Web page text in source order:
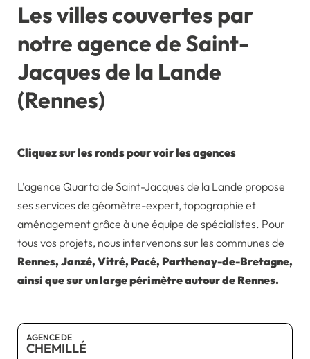
Les villes couvertes par
notre agence de Saint-
Jacques de la Lande
(Rennes)
Cliquez sur les ronds pour voir les agences
L’agence Quarta de Saint-Jacques de la Lande propose
ses services de géomètre-expert, topographie et
aménagement grâce à une équipe de spécialistes. Pour
tous vos projets, nous intervenons sur les communes de
Rennes, Janzé, Vitré, Pacé, Parthenay-de-Bretagne,
ainsi que sur un large périmètre autour de Rennes.
AGENCE DE
CHEMILLÉ